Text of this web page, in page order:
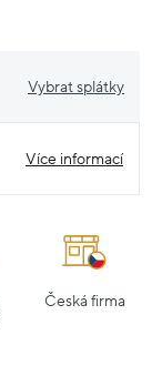
Vybrat splátky
Více informací
Česká firma